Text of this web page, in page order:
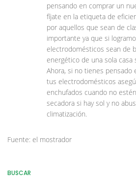
pensando en comprar un
fíjate en la etiqueta de
por aquellos que sean de
importante ya que si
electrodomésticos sean de
energético de una sola casa
Ahora, si no tienes pensado
tus electrodomésticos
enchufados cuando no
secadora si hay sol y no
climatización.
Fuente: el mostrador
BUSCAR